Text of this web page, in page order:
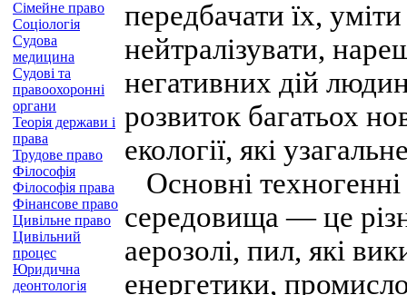
Сімейне право
Соціологія
Судова
медицина
Судові та
правоохоронні
органи
Теорія держави і
права
Трудове право
Філософія
Філософія права
Фінансове право
Цивільне право
Цивільний
процес
Юридична
деонтологія
передбачати їх,
нейтралізувати,
негативних дій
розвиток багатьох
екології, які
Основні
середовища — це
аерозолі, пил, які
енергетики,